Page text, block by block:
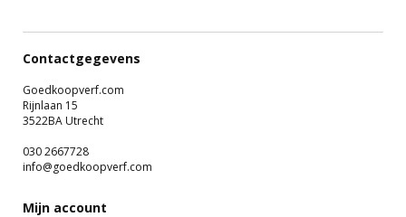
Contactgegevens
Goedkoopverf.com
Rijnlaan 15
3522BA Utrecht
030 2667728
info@goedkoopverf.com
Mijn account